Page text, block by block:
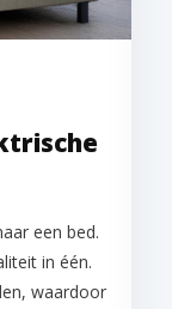
een bed.
in één.
waardoor